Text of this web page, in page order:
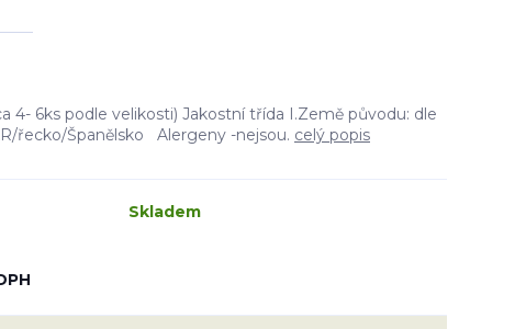
4- 6ks podle velikosti) Jakostní třída I.Země původu: dle
řecko/Španělsko Alergeny -nejsou. celý popis
Skladem